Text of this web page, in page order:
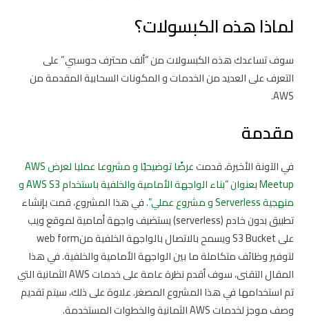
لماذا هذه الكبسولات؟
سوف تساعدك هذه الكبسولات من “ألف محترف حوسبي” على
التعرف على العديد من الخدمات و المكونات السحابية المقدمة من
AWS.
مقدمة
في الآونة الأخيرة، قدمت
عرضًا توضيحيًا و مشروعا عمليا لعرض AWS
Meetup بعنوان “بناء الواجهة الأمامية والخلفية باستخدام AWS S3 و
منهجية Serverless و مشروع عملي”
. في هذا المشروع، قمت بإنشاء
تطبيق بدون خادم (serverless) يستضيف واجهة أمامية لموقع ويب
على S3 Bucket ويسمح بالاتصال بالواجهة الخلفية منweb form
لتوفير وظائف متكاملة ما بين الواجهة الأمامية والخلفية. في هذا
المقال التقنى، سوف أقدم نظرة عامة على خدمات AWS الثمانية التي
تم استخدامها في هذا المشروع المصغر. علاوة على ذلك، سيتم تقديم
وصف موجز لخدمات AWS الثمانية والخطوات المستخدمة.